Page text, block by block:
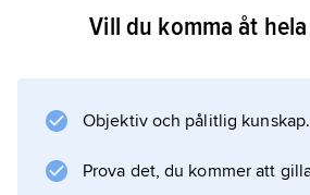
Mérida, som är huvudstad i
ett jordbruksområde och har
ekonomisk betydelse. Mérida
Vill du komma åt
Objektiv och pålitlig kunskap.
Prova det, du kommer att